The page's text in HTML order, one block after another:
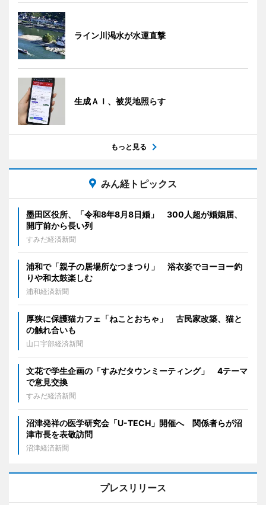
ライン川渇水が水運直撃
生成ＡＩ、被災地照らす
もっと見る
みん経トピックス
墨田区役所、「令和8年8月8日婚」 300人超が婚姻届、
開庁前から長い列
すみだ経済新聞
浦和で「親子の居場所なつまつり」 浴衣姿でヨーヨー釣
りや和太鼓楽しむ
浦和経済新聞
厚狭に保護猫カフェ「ねことおちゃ」 古民家改築、猫と
の触れ合いも
山口宇部経済新聞
文花で学生企画の「すみだタウンミーティング」 4テーマ
で意見交換
すみだ経済新聞
沼津発祥の医学研究会「U-TECH」開催へ 関係者らが沼
津市長を表敬訪問
沼津経済新聞
プレスリリース